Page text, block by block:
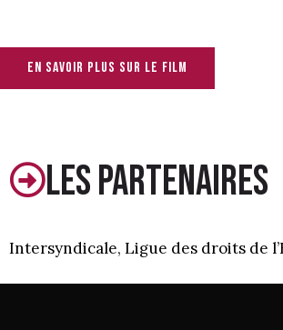
En savoir plus sur le film
Les partenaires
Intersyndicale, Ligue des droits de